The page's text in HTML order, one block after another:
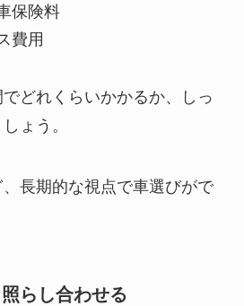
保険料
費用
どれくらいかかるか、しっ
ょう。
長期的な視点で車選びがで
らし合わせる